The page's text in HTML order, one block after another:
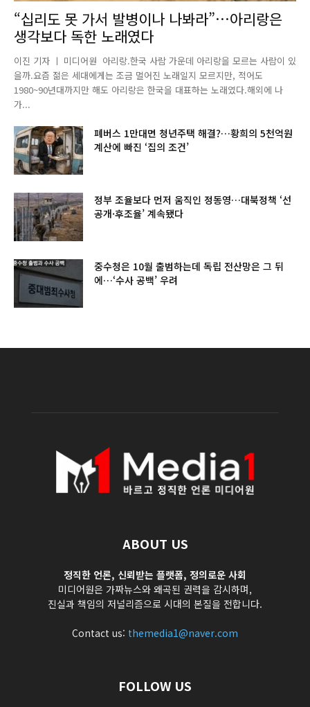
“십리도 못 가서 발병이나 나봐라”…아리랑은
생각보다 독한 노래였다
이진 기자 ㅣ 미디어원 아리랑.한국 사람 가운데 아리랑을 모르는 사람이 있
을까.요즘 젊은 세대에게는 조금 멀어진 노래일지 모르지만, 적어도
1980~90년대까지만 해도 아리랑은 한국을 대표하는 노래였다.해외에 나
가...
폐버스 1만대면 청년주택 해결?…황희의 5천억원
계산에 빠진 ‘집의 조건’
정부 조율보다 먼저 움직인 정동영…대북정책 ‘선
공개·후조율’ 계속됐다
중수청은 10월 출범하는데 독립 전산망은 그 뒤
에…‘수사 공백’ 우려
ABOUT US
정직한 언론, 신뢰받는 플랫폼, 정의로운 사회
미디어원은 가짜뉴스와 왜곡된 권력을 감시하며,
진실과 책임의 저널리즘으로 시대의 본질을 전합니다.
Contact us: themedia1@naver.com
FOLLOW US